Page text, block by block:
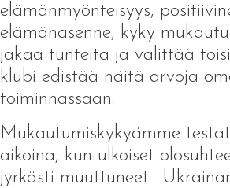
elämänmyönteisyys,
elämänasenne, kyky
jakaa tunteita ja välittää
klubi edistää näitä arvoja
toiminnassaan.
Mukautumiskykyämme
aikoina, kun ulkoiset
jyrkästi muuttuneet.